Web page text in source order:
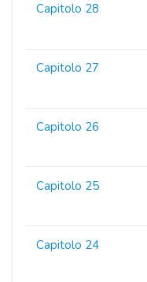
Capitolo 28
Capitolo 27
Capitolo 26
Capitolo 25
Capitolo 24